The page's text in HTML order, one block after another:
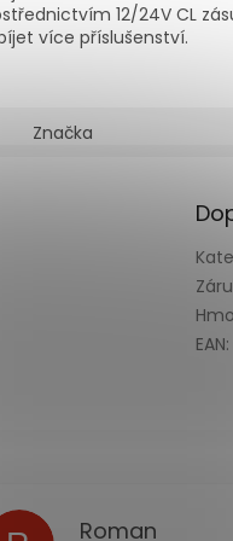
12/24V CL
více příslušenství.
Značka
EAN:
Roman